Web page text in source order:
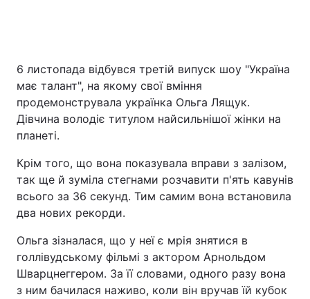
6 листопада відбувся третій випуск шоу "Україна
має талант", на якому свої вміння
продемонструвала українка Ольга Лящук.
Дівчина володіє титулом найсильнішої жінки на
планеті.
Крім того, що вона показувала вправи з залізом,
так ще й зуміла стегнами розчавити п'ять кавунів
всього за 36 секунд. Тим самим вона встановила
два нових рекорди.
Ольга зізналася, що у неї є мрія знятися в
голлівудському фільмі з актором Арнольдом
Шварцнеггером. За її словами, одного разу вона
з ним бачилася наживо, коли він вручав їй кубок